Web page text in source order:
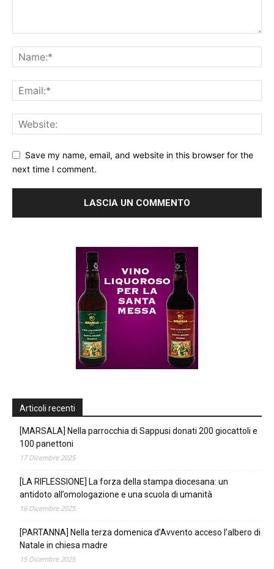
Save my name, email, and website in this browser for the
next time I comment.
Articoli recenti
[MARSALA] Nella parrocchia di Sappusi donati 200 giocattoli e
100 panettoni
17 Dicembre 2025
[LA RIFLESSIONE] La forza della stampa diocesana: un
antidoto all’omologazione e una scuola di umanità
16 Dicembre 2025
[PARTANNA] Nella terza domenica d’Avvento acceso l’albero di
Natale in chiesa madre
15 Dicembre 2025